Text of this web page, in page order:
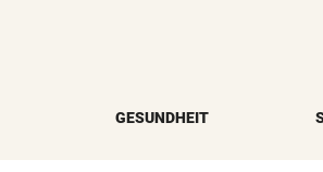
GESUNDHEIT